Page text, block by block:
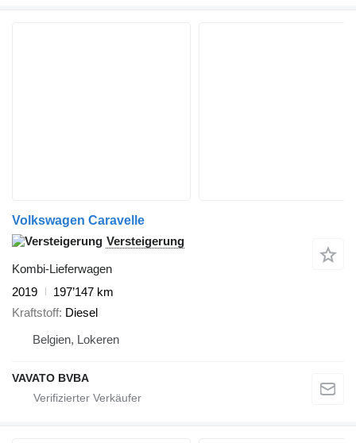
Volkswagen Caravelle
Versteigerung
Kombi-Lieferwagen
2019
197’147 km
Kraftstoff Diesel
Belgien, Lokeren
VAVATO BVBA